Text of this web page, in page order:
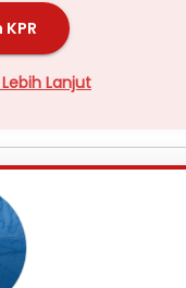
Lebih Lanjut